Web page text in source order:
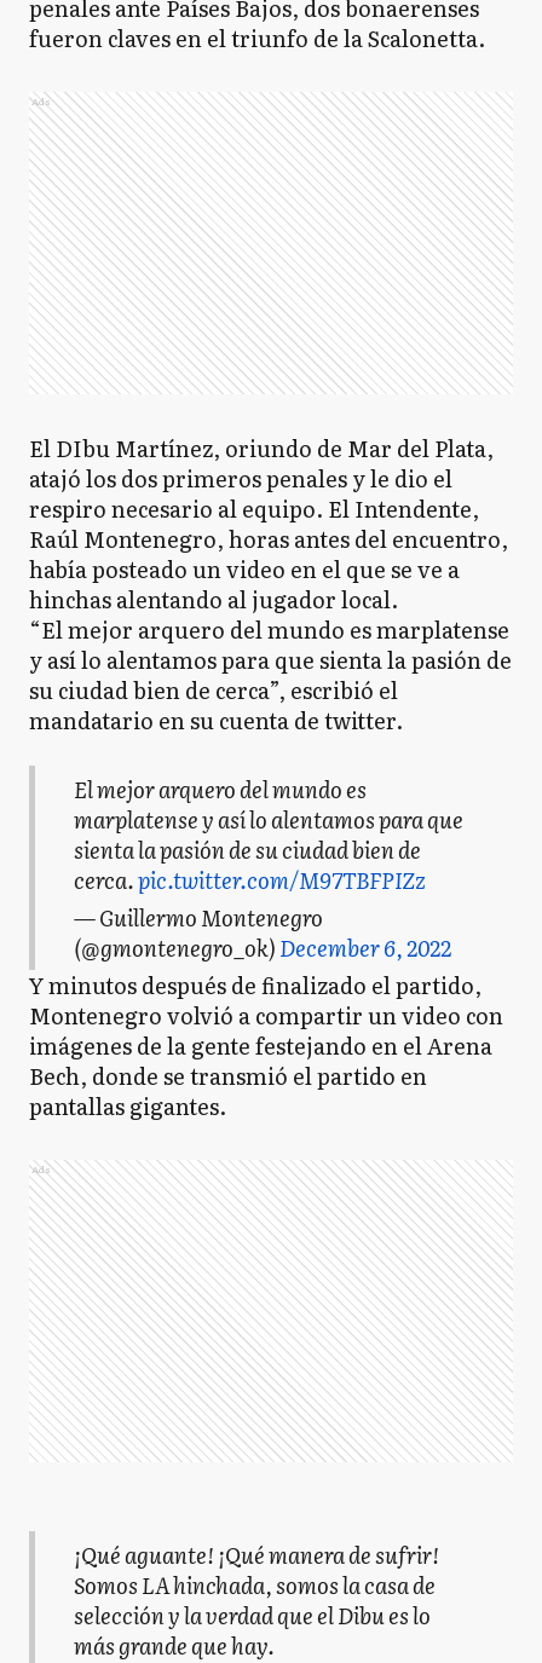
penales ante Países Bajos, dos bonaerenses
fueron claves en el triunfo de la Scalonetta.
Ads
El DIbu Martínez, oriundo de Mar del Plata,
atajó los dos primeros penales y le dio el
respiro necesario al equipo. El Intendente,
Raúl Montenegro, horas antes del encuentro,
había posteado un video en el que se ve a
hinchas alentando al jugador local.
“El mejor arquero del mundo es marplatense
y así lo alentamos para que sienta la pasión de
su ciudad bien de cerca”, escribió el
mandatario en su cuenta de twitter.
El mejor arquero del mundo es
marplatense y así lo alentamos para que
sienta la pasión de su ciudad bien de
cerca.pic.twitter.com/M97TBFPIZz
— Guillermo Montenegro
(@gmontenegro_ok)December 6, 2022
Y minutos después de finalizado el partido,
Montenegro volvió a compartir un video con
imágenes de la gente festejando en el Arena
Bech, donde se transmió el partido en
pantallas gigantes.
Ads
¡Qué aguante! ¡Qué manera de sufrir!
Somos LA hinchada, somos la casa de
selección y la verdad que el Dibu es lo
más grande que hay.